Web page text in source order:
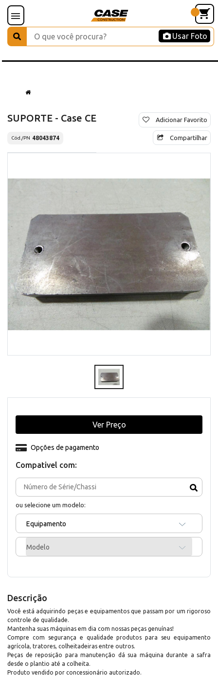
Usar Foto
SUPORTE - Case CE
Cód./PN 48043874
Adicionar Favorito
Compartilhar
Compativel com:
ou selecione um modelo:
Equipamento
Modelo
Opções de pagamento
Ver Preço
Descrição
Você está adquirindo peças e equipamentos que passam por um rigoroso
controle de qualidade.
Mantenha suas máquinas em dia com nossas peças genuínas!
Compre com segurança e qualidade produtos para seu equipamento
agrícola, tratores, colheitadeiras entre outros.
Peças de reposição para manutenção dá sua máquina durante a safra
desde o plantio até a colheita.
Produto vendido por concessionário autorizado.